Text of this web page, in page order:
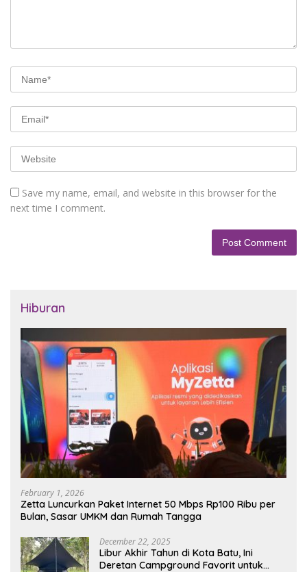
Save my name, email, and website in this browser for the
next time I comment.
Hiburan
February 1, 2026
Zetta Luncurkan Paket Internet 50 Mbps Rp100 Ribu per
Bulan, Sasar UMKM dan Rumah Tangga
December 22, 2025
Libur Akhir Tahun di Kota Batu, Ini
Deretan Campground Favorit untuk